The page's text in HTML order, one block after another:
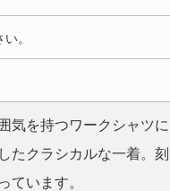
。
気を持つワークシャツ
たクラシカルな一着。
ています。